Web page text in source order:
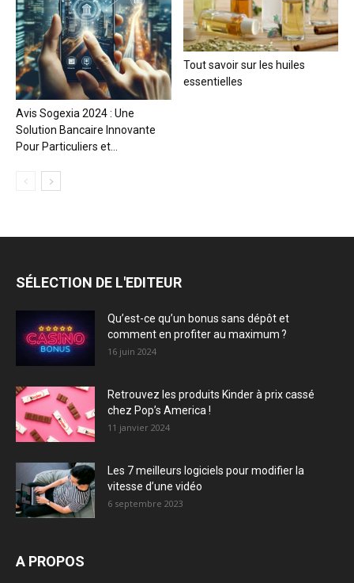
Avis Sogexia 2024 : Une
Solution Bancaire Innovante
Pour Particuliers et...
Tout savoir sur les huiles
essentielles
SÉLECTION DE L'EDITEUR
Qu’est-ce qu’un bonus sans dépôt et
comment en profiter au maximum ?
16 juin 2024
Retrouvez les produits Kinder à prix cassé
chez Pop’s America !
11 janvier 2024
Les 7 meilleurs logiciels pour modifier la
vitesse d’une vidéo
6 septembre 2023
A PROPOS